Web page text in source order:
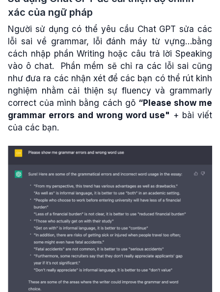
xác của ngữ pháp
Người sử dụng có thể yêu cầu Chat GPT sửa các
lỗi sai về grammar, lỗi đánh máy từ vựng…bằng
cách nhập phần Writing hoặc câu trả lời Speaking
vào ô chat. Phần mềm sẽ chỉ ra các lỗi sai cũng
như đưa ra các nhận xét để các bạn có thể rút kinh
nghiệm nhằm cải thiện sự fluency và grammarly
correct của mình bằng cách gõ “Please show me
grammar errors and wrong word use" + bài viết
của các bạn.